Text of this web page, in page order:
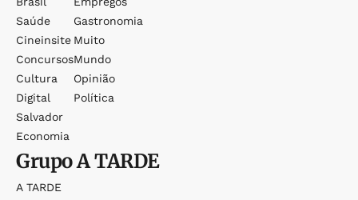
Saúde
Cineinsite
Concursos
Cultura
Digital
Salvador
Economia
Gastronomia
Muito
Mundo
Opinião
Política
GrupoA TARDE
A TARDE